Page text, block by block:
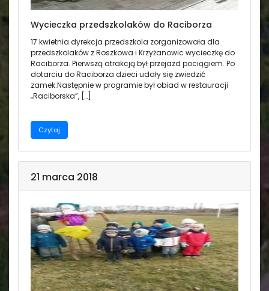
Wycieczka przedszkolaków do Raciborza
17 kwietnia dyrekcja przedszkola zorganizowała dla
przedszkolaków z Roszkowa i Krzyżanowic wycieczkę do
Raciborza. Pierwszą atrakcją był przejazd pociągiem. Po
dotarciu do Raciborza dzieci udały się zwiedzić
zamek.Następnie w programie był obiad w restauracji
„Raciborska”, […]
Czytaj
21 marca 2018